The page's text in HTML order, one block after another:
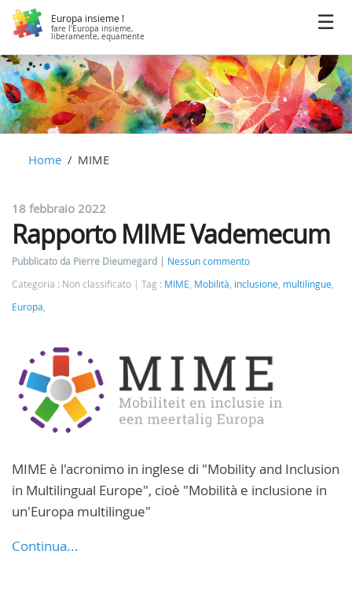
Europa insieme !
fare l'Europa insieme,
liberamente, equamente
Home MIME
18 febbraio 2022
Rapporto MIME Vademecum
Pubblicato da Pierre Dieumegard
Nessun commento
Categoria : Non classificato
Tag : MIME Mobilità inclusione multilingue
Europa
MIME è l'acronimo in inglese di "Mobility and Inclusion
in Multilingual Europe", cioè "Mobilità e inclusione in
un'Europa multilingue"
Continua...